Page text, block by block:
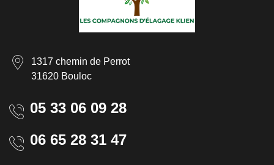
1317 chemin de Perrot
31620 Bouloc
05 33 06 09 28
06 65 28 31 47